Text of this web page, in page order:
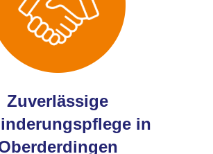
Zuverlässige
in